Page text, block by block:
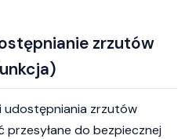
zrzutów
udostępniania zrzutów
przesyłane do bezpiecznej